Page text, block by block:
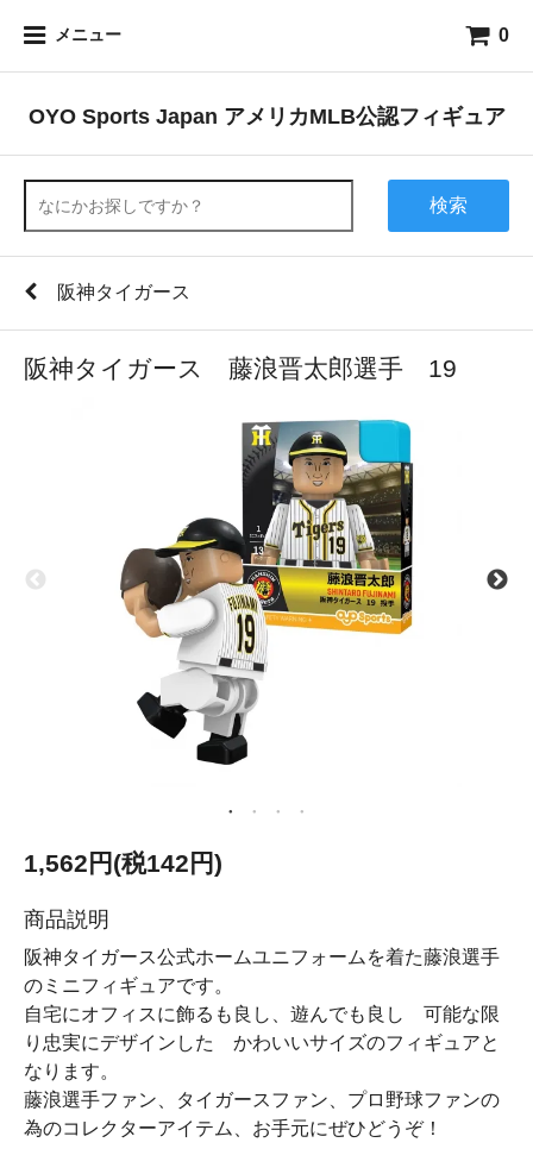
メニュー 0
OYO Sports Japan アメリカMLB公認フィギュア
検索
阪神タイガース
阪神タイガース 藤浪晋太郎選手 19
1,562円(税142円)
商品説明
阪神タイガース公式ホームユニフォームを着た藤浪選手
のミニフィギュアです。
自宅にオフィスに飾るも良し、遊んでも良し 可能な限
り忠実にデザインした かわいいサイズのフィギュアと
なります。
藤浪選手ファン、タイガースファン、プロ野球ファンの
為のコレクターアイテム、お手元にぜひどうぞ！